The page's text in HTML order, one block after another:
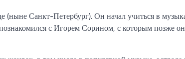
Санкт-Петербург). Он начал учиться в
с Игорем Сорином, с которым позже